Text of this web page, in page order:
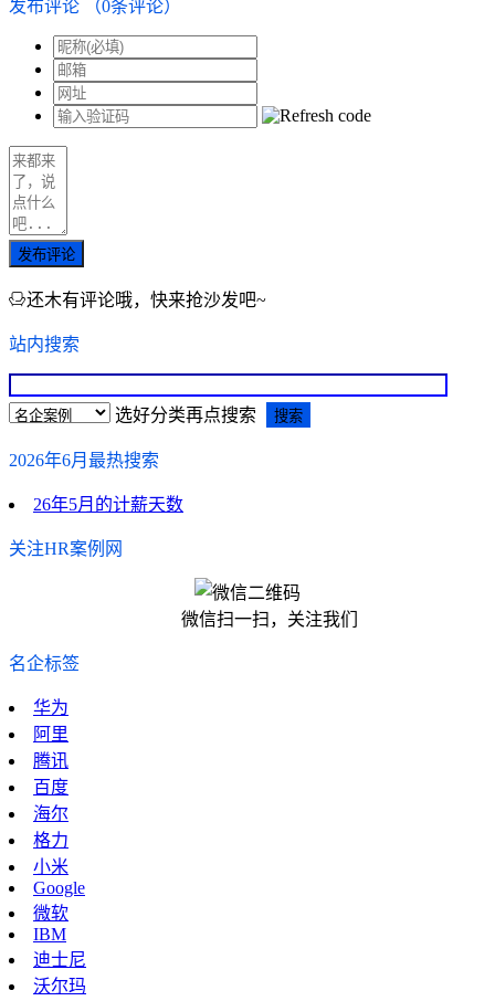
发布评论 （0条评论）
发布评论
还木有评论哦，快来抢沙发吧~
站内搜索
选好分类再点搜索
2026年6月最热搜索
26年5月的计薪天数
关注HR案例网
微信扫一扫，关注我们
名企标签
华为
阿里
腾讯
百度
海尔
格力
小米
Google
微软
IBM
迪士尼
沃尔玛